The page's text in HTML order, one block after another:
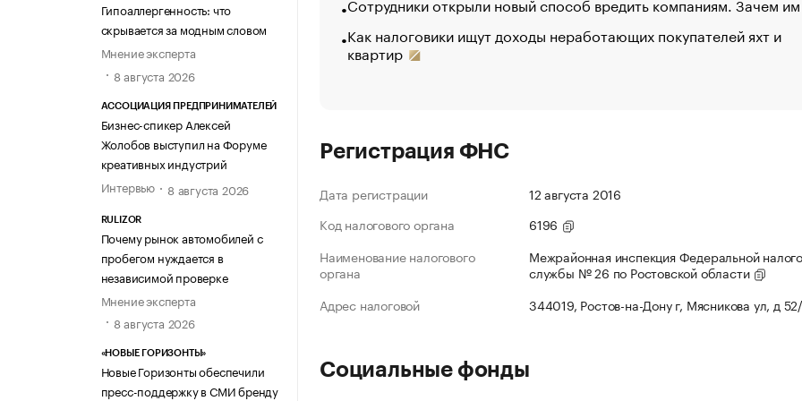
Гипоаллергенность: что
скрывается за модным словом
Мнение эксперта
8 августа 2026
АССОЦИАЦИЯ ПРЕДПРИНИМАТЕЛЕЙ
Бизнес-спикер Алексей
Жолобов выступил на Форуме
креативных индустрий
Интервью
8 августа 2026
RULIZOR
Почему рынок автомобилей с
пробегом нуждается в
независимой проверке
Мнение эксперта
8 августа 2026
«НОВЫЕ ГОРИЗОНТЫ»
Новые Горизонты обеспечили
пресс-поддержку в СМИ бренду
Как налоговики ищут доходы неработающих покупателей яхт и
квартир
Регистрация ФНС
Дата регистрации
12 августа 2016
Код налогового органа
6196
Наименование налогового
органа
Межрайонная инспекция Федеральной
службы № 26 по Ростовской области
Адрес налоговой
344019, Ростов-на-Дону г, Мясникова ул, д
Социальные фонды